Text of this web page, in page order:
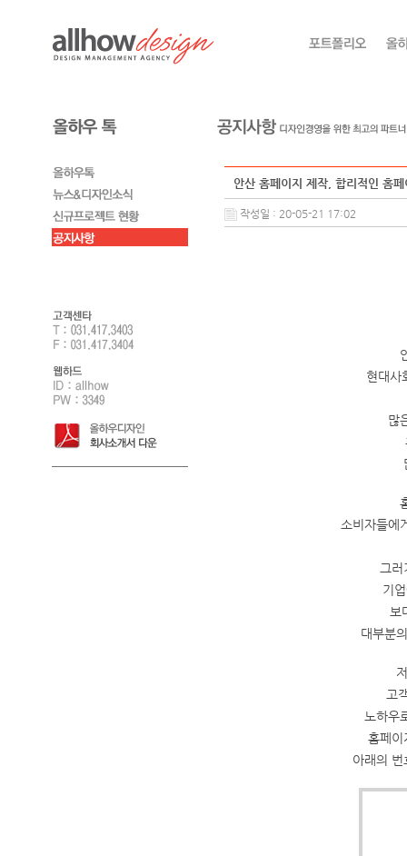
안산 홈페이지 제작, 합리적인 홈
작성일 : 20-05-21 17:02
현대사
많
소비자들에
그
기
보
대부분
고
노하우
홈페이
아래의